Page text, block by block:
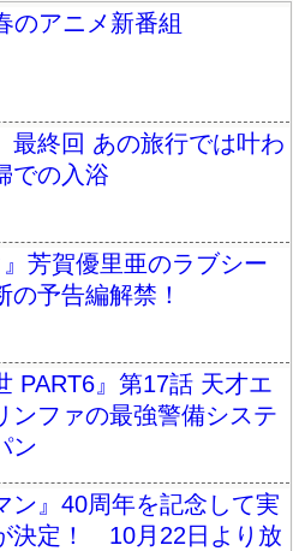
のアニメ新番組
最終回 あの旅行では叶わ
での入浴
』芳賀優里亜のラブシー
の予告編解禁！
PART6』第17話 天才エ
ンファの最強警備システ
ン
ン』40周年を記念して実
決定！ 10月22日より放